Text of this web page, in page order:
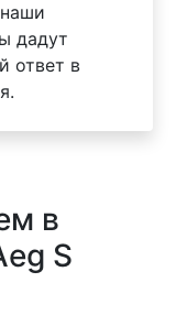
дадут
ответ в
в
S